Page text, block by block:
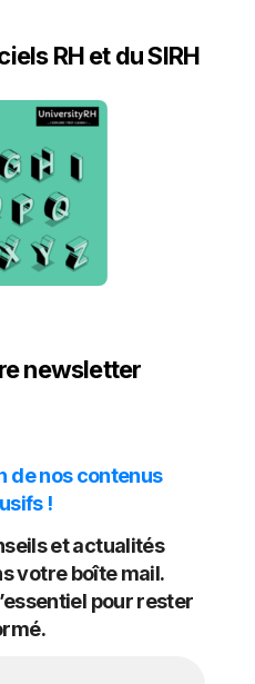
RH et du SIRH
newsletter
de nos contenus
!
et actualités
votre boîte mail.
pour rester